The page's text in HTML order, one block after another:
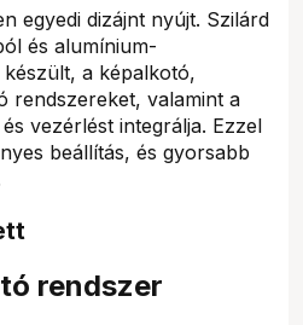
egyedi dizájnt nyújt. Szilárd
és alumínium-
a képalkotó,
rendszereket, valamint a
vezérlést integrálja. Ezzel
beállítás, és gyorsabb
rendszer